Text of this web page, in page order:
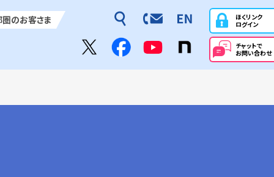
のお客さま
ほくリンク
ログイン
チャットで
お問い合わせ